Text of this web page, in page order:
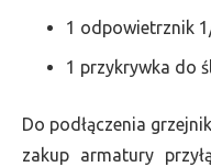
1 odpowietrznik
1 przykrywka do
Do podłączenia
zakup armatury